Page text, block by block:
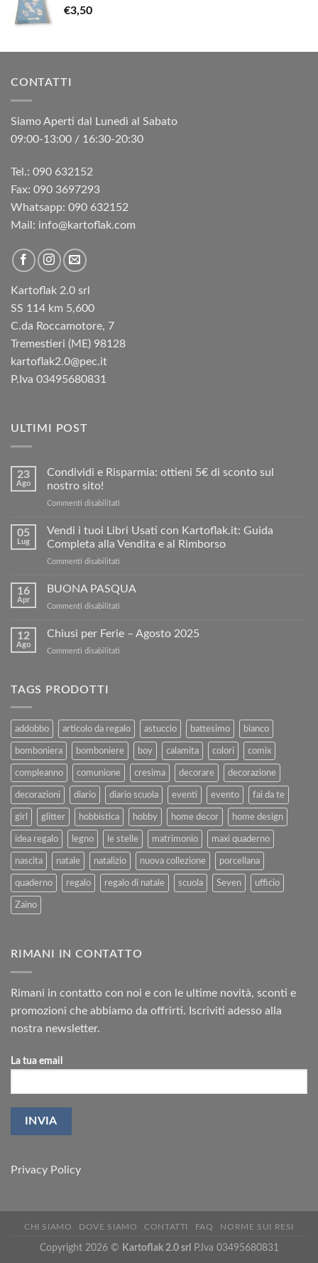
€3,50
CONTATTI
Siamo Aperti dal Lunedì al Sabato
09:00-13:00 / 16:30-20:30
Tel.: 090 632152
Fax: 090 3697293‬
Whatsapp: 090 632152
Mail: info@kartoflak.com
Kartoflak 2.0 srl
SS 114 km 5,600
C.da Roccamotore, 7
Tremestieri (ME) 98128
kartoflak2.0@pec.it
P.Iva 03495680831
ULTIMI POST
23
Ago
Condividi e Risparmia: ottieni 5€ di sconto sul
nostro sito!
Commenti disabilitati
Risparmia:
sconto
05
Lug
Vendi i tuoi Libri Usati con Kartoflak.it: Guida
Completa alla Vendita e al Rimborso
Commenti disabilitati
i
tuoi
con
Rimborso
16
Apr
BUONA PASQUA
Commenti disabilitati
PASQUA
12
Ago
Chiusi per Ferie – Agosto 2025
Commenti disabilitati
2025
TAGS PRODOTTI
addobbo articolo da regalo astuccio battesimo bianco
bomboniera bomboniere boy calamita colori comix
compleanno comunione cresima decorare decorazione
decorazioni diario diario scuola eventi evento fai da te
girl glitter hobbistica hobby home decor home design
idea regalo legno le stelle matrimonio maxi quaderno
nascita natale natalizio nuova collezione porcellana
quaderno regalo regalo di natale scuola Seven ufficio
Zaino
RIMANI IN CONTATTO
Rimani in contatto con noi e con le ultime novità, sconti e
promozioni che abbiamo da offrirti. Iscriviti adesso alla
nostra newsletter.
La tua email
Privacy Policy
CHI SIAMO DOVE SIAMO CONTATTI FAQ NORME SUI RESI
Copyright 2026 © Kartoflak 2.0 srl P.Iva 03495680831